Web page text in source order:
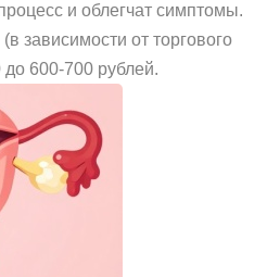
и облегчат симптомы.
зависимости от торгового
600-700 рублей.